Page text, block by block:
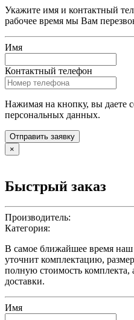
Укажите имя и контактный
рабочее время мы Вам
Имя
Контактный телефон
Нажимая на кнопку, вы даете
персональных данных.
Отправить заявку
×
Быстрый заказ
Производитель:
Категория:
В самое ближайшее время
уточнит комплектацию,
полную стоимость комплекта,
доставки.
Имя